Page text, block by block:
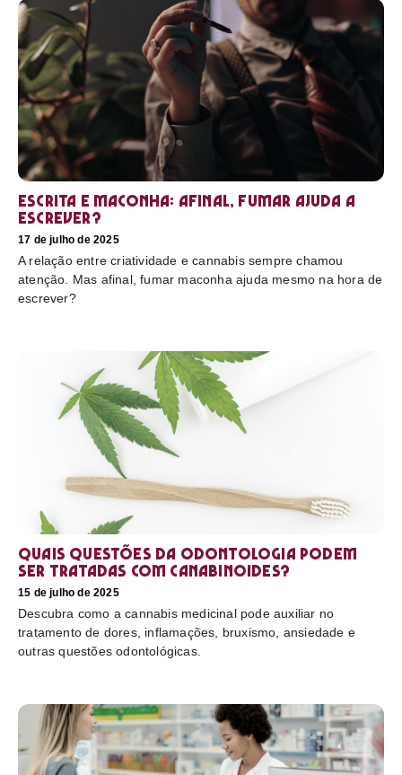
Escrita e maconha: afinal, fumar ajuda a
escrever?
17 de julho de 2025
A relação entre criatividade e cannabis sempre chamou
atenção. Mas afinal, fumar maconha ajuda mesmo na hora de
escrever?
Quais questões da odontologia podem
ser tratadas com canabinoides?
15 de julho de 2025
Descubra como a cannabis medicinal pode auxiliar no
tratamento de dores, inflamações, bruxismo, ansiedade e
outras questões odontológicas.